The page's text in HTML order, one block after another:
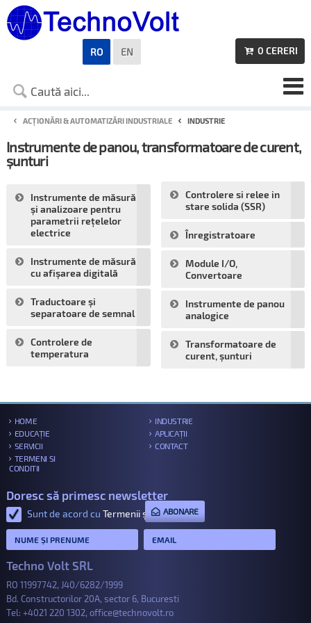

0 CERERI
ACȚIONĂRI & AUTOMATIZĂRI INDUSTRIALE INDUSTRIE
Instrumente de panou, transformatoare de curent,
șunturi
Instrumente de măsură
și analizoare pentru
parametrii rețelelor
electrice
Instrumente de măsură
cu afișarea digitală
Traductoare și
separatoare de semnal
Controlere de
temperatura
Controlere si relee in
stare solida (SSR)
Înregistratoare
Module I/O,
Convertoare
Instrumente de panou
analogice
Transformatoare de
curent, șunturi
RO EN
HOME
INDUSTRIE
EDUCAȚIE
APLICAȚII
SERVICII
CONTACT
TERMENI SI
CONDITII
Doresc să primesc newsletter
Sunt de acord cu Termenii și condițiile.
ABONARE
Techno Volt SRL
RO 11997742, J40/6282/1999
Bd. Constructorilor 20A, sector 6, Bucuresti
Tel: +4021 220 1302, office@technovolt.ro